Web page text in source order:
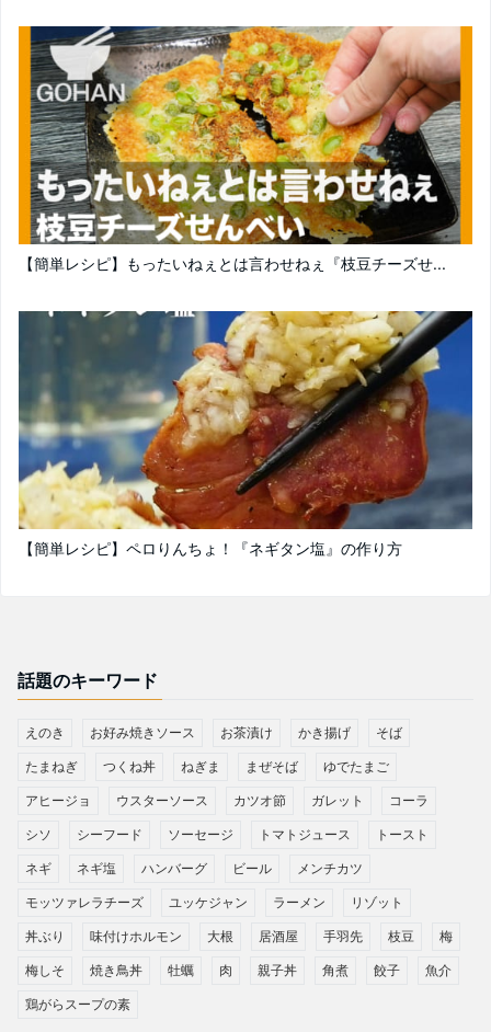
【簡単レシピ】もったいねぇとは言わせねぇ『枝豆チーズせ...
【簡単レシピ】ペロりんちょ！『ネギタン塩』の作り方
話題のキーワード
えのき お好み焼きソース お茶漬け かき揚げ そば
たまねぎ つくね丼 ねぎま まぜそば ゆでたまご
アヒージョ ウスターソース カツオ節 ガレット コーラ
シソ シーフード ソーセージ トマトジュース トースト
ネギ ネギ塩 ハンバーグ ビール メンチカツ
モッツァレラチーズ ユッケジャン ラーメン リゾット
丼ぶり 味付けホルモン 大根 居酒屋 手羽先 枝豆 梅
梅しそ 焼き鳥丼 牡蠣 肉 親子丼 角煮 餃子 魚介
鶏がらスープの素